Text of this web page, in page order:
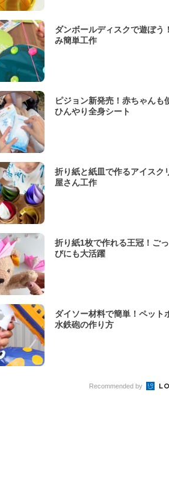
ダンボールディスクで遊ぼう
み簡単工作
ピジョン新発売！赤ちゃんも
ひんやり全身シート
折り紙と紙皿で作るアイスク
屋さん工作
折り紙1枚で作れる王冠！ご
びにも大活躍
ダイソー材料で簡単！ペット
水鉄砲の作り方
Recommended by